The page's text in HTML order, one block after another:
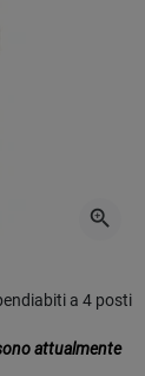
zoom_in
a 4 posti
attualmente